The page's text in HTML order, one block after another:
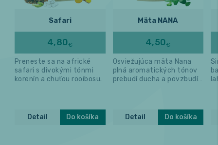
Safari
4,80€
Preneste sa na africké
safari s divokými tónmi
korenín a chuťou rooibosu.
Detail Do košíka
Mäta NANA
4,50€
Osviežujúca mäta Nana
plná aromatických tónov
prebudí ducha a povzbudí
Detail Do košíka